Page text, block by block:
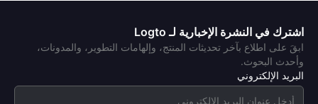
اشترك في النشرة الإخبارية لـ Logto
ابقَ على اطلاع بآخر تحديثات المنتج، وإلهامات التطوير، والمدونات،
وأحدث البحوث.
البريد الإلكتروني